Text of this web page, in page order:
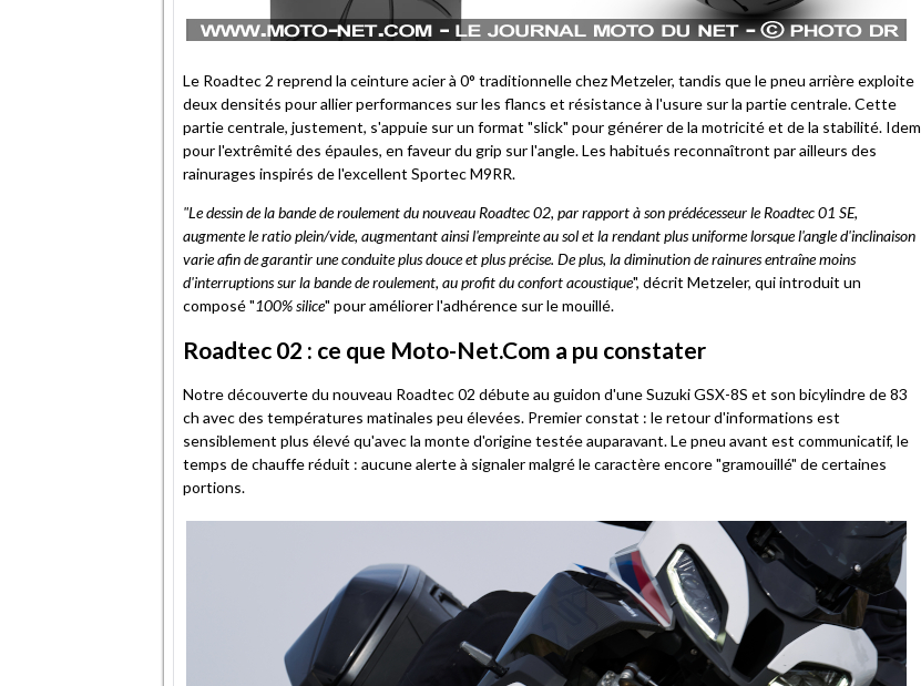
Le Roadtec 2 reprend la ceinture acier à 0° traditionnelle chez Metzeler, tandis que le pneu arrière exploite
deux densités pour allier performances sur les flancs et résistance à l'usure sur la partie centrale. Cette
partie centrale, justement, s'appuie sur un format "slick" pour générer de la motricité et de la stabilité. Idem
pour l'extrêmité des épaules, en faveur du grip sur l'angle. Les habitués reconnaîtront par ailleurs des
rainurages inspirés de l'excellent Sportec M9RR.
"Le dessin de la bande de roulement du nouveau Roadtec 02, par rapport à son prédécesseur le Roadtec 01 SE,
augmente le ratio plein/vide, augmentant ainsi l'empreinte au sol et la rendant plus uniforme lorsque l'angle d'inclinaison
varie afin de garantir une conduite plusdouce et plus précise. De plus, la diminution de rainures entraîne moins
d'interruptions sur la bande de roulement, au profit du confort acoustique", décrit Metzeler, qui introduit un
composé "100% silice" pour améliorer l'adhérence sur le mouillé.
Roadtec 02 : ce que Moto-Net.Com a pu constater
Notre découverte du nouveau Roadtec 02 débute au guidon d'une Suzuki GSX-8S et son bicylindre de 83
ch avec des températures matinales peu élevées. Premier constat : le retour d'informations est
sensiblement plus élevé qu'avec la monte d'origine testée auparavant. Le pneu avant est communicatif, le
temps de chauffe réduit : aucune alerte à signaler malgré le caractère encore "gramouillé" de certaines
portions.